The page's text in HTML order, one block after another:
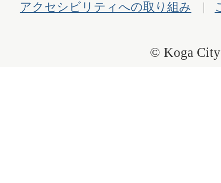
アクセシビリティへの取り組み
© Koga City